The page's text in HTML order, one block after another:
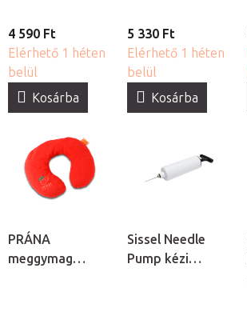
4 590 Ft
Elérhető 1 héten
belül
Kosárba
5 330 Ft
Elérhető 1 héten
belül
Kosárba
PRÁNA
meggymag
Sissel Needle
Pump kézi